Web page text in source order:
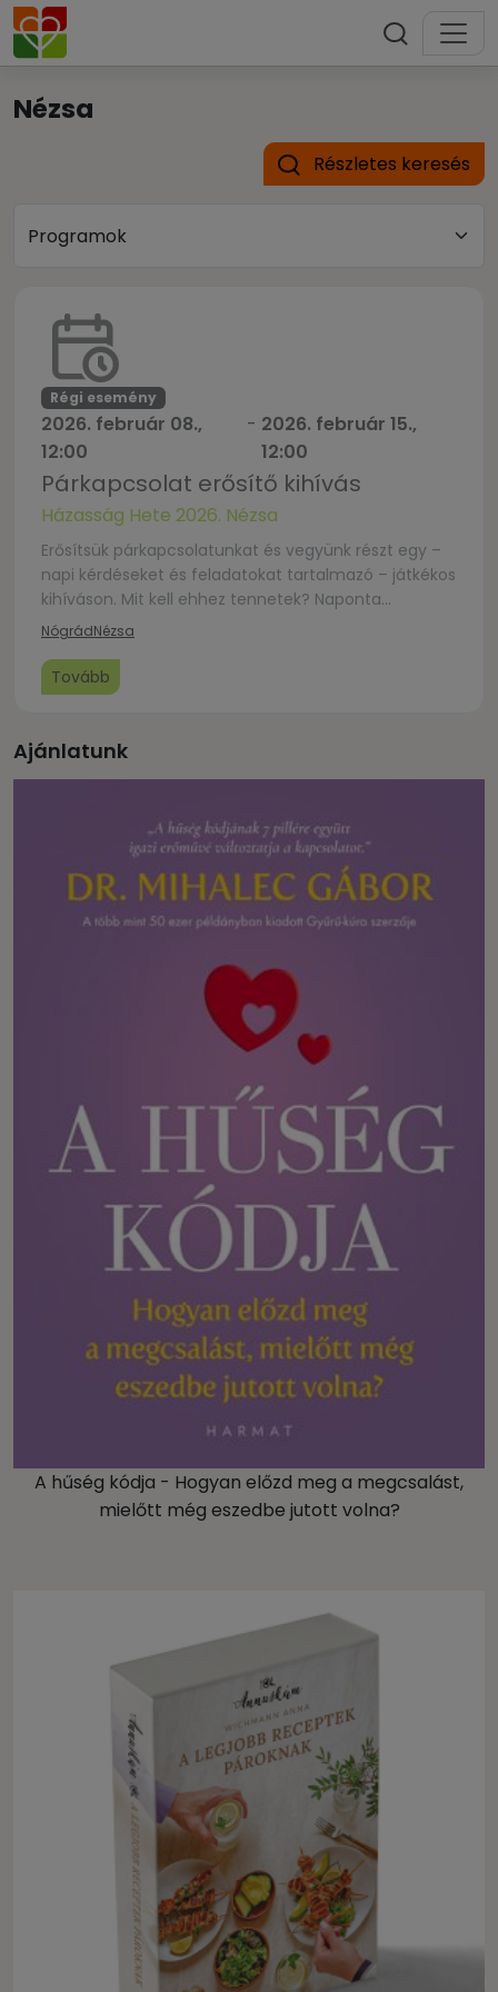
Nézsa
Részletes keresés
Régi esemény
2026. február 08.,
12:00
- 2026. február 15.,
12:00
Párkapcsolat erősítő kihívás
Házasság Hete 2026. Nézsa
Erősítsük párkapcsolatunkat és vegyünk részt egy –
napi kérdéseket és feladatokat tartalmazó – játkékos
kihíváson. Mit kell ehhez tennetek? Naponta
megosztunk veletek néhány gondolatébresztő
időt, hogy megválaszoljátok, megoldjátok a
feladványt. Nem kell beküldeni a válaszokat, csak
NógrádNézsa
Tovább
Ajánlatunk
A hűség kódja - Hogyan előzd meg a megcsalást,
mielőtt még eszedbe jutott volna?